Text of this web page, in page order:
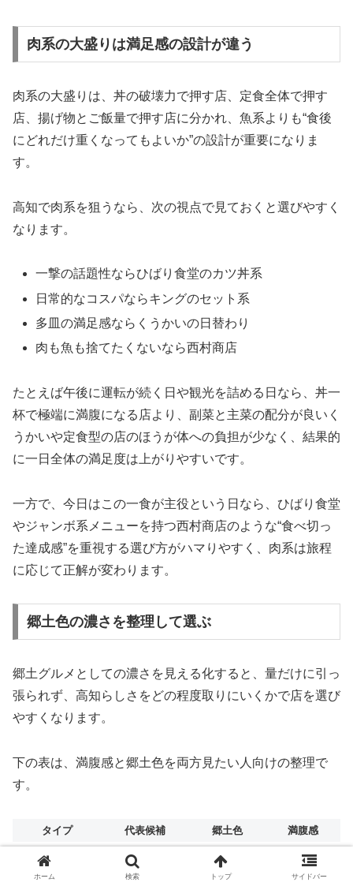
肉系の大盛りは満足感の設計が違う
肉系の大盛りは、丼の破壊力で押す店、定食全体で押す
店、揚げ物とご飯量で押す店に分かれ、魚系よりも“食後
にどれだけ重くなってもよいか”の設計が重要になりま
す。
高知で肉系を狙うなら、次の視点で見ておくと選びやすく
なります。
一撃の話題性ならひばり食堂のカツ丼系
日常的なコスパならキングのセット系
多皿の満足感ならくうかいの日替わり
肉も魚も捨てたくないなら西村商店
たとえば午後に運転が続く日や観光を詰める日なら、丼一
杯で極端に満腹になる店より、副菜と主菜の配分が良いく
うかいや定食型の店のほうが体への負担が少なく、結果的
に一日全体の満足度は上がりやすいです。
一方で、今日はこの一食が主役という日なら、ひばり食堂
やジャンボ系メニューを持つ西村商店のような“食べ切っ
た達成感”を重視する選び方がハマりやすく、肉系は旅程
に応じて正解が変わります。
郷土色の濃さを整理して選ぶ
郷土グルメとしての濃さを見える化すると、量だけに引っ
張られず、高知らしさをどの程度取りにいくかで店を選び
やすくなります。
下の表は、満腹感と郷土色を両方見たい人向けの整理で
す。
タイプ 代表候補 郷土色
満腹感
山の豪快系
ひばり食堂
非常に強い
港の海鮮系
非常に高い
ホーム 検索 トップ サイドバー